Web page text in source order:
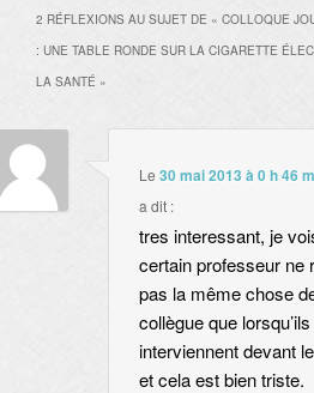
2 RÉFLEXIONS AU SUJET DE « COLLOQUE
: UNE TABLE RONDE SUR LA CIGARETTE
LA SANTÉ »
Le 30 mai 2013 à 0 h 46
a dit :
tres interessant, je
certain professeur ne
pas la même chose
collègue que lorsqu’ils
interviennent devant
et cela est bien triste.